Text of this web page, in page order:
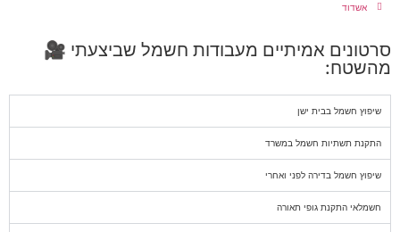
אשדוד
סרטונים אמיתיים מעבודות חשמל שביצעתי 🎥
מהשטח:
שיפוץ חשמל בבית ישן
התקנת תשתיות חשמל במשרד
שיפוץ חשמל בדירה לפני ואחרי
חשמלאי התקנת גופי תאורה